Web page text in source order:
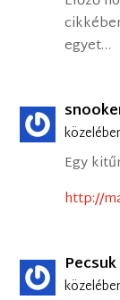
egyet…
Egy
http://